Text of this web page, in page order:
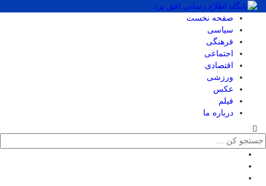
صفحه نخست
سیاسی
فرهنگی
اجتماعی
اقتصادی
ورزشی
عکس
فیلم
درباره ما